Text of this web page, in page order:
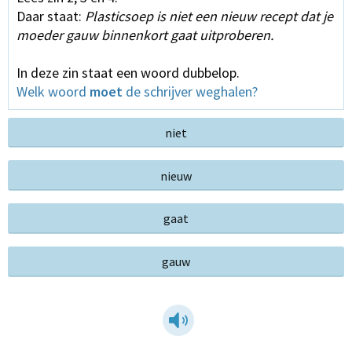
Daar staat: Plasticsoep is niet een nieuw recept dat je
moeder gauw binnenkort gaat uitproberen.
In deze zin staat een woord dubbelop.
Welk woord moet de schrijver weghalen?
niet
nieuw
gaat
gauw